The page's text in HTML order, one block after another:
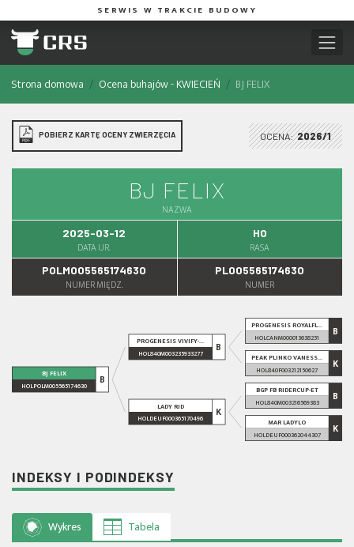
SERWIS W TRAKCIE BUDOWY
Strona domowa Ocena buhajów - KWIECIEŃ BJ FELIX
POBIERZ KARTĘ OCENY ZWIERZĘCIA OCENA: 2026/1
BJ FELIX
NAZWA
2025-03-12
DATA UR.
HO
RASA
POLM005565174630
NUMER MIĘDZ.
PL005565174630
NUMER
BJ FELIX
HOLPOLM005565174630
B
PROGENESIS VIVIFY-...
HOL840M003235933277 B
LADY RID
HOLDEUF000365170496 K
PROGENESIS ROYALFL...
HOLCANM000013638251
B
PEAK PLINKO VANESS...
HOL840F003212150627
K
BGP FB RIDERCUP-ET
HOL840M003216569383
B
MAR LADYLO
HOLDEUF000362044307 K
INDEKSY I PODINDEKSY
Wykres Tabela